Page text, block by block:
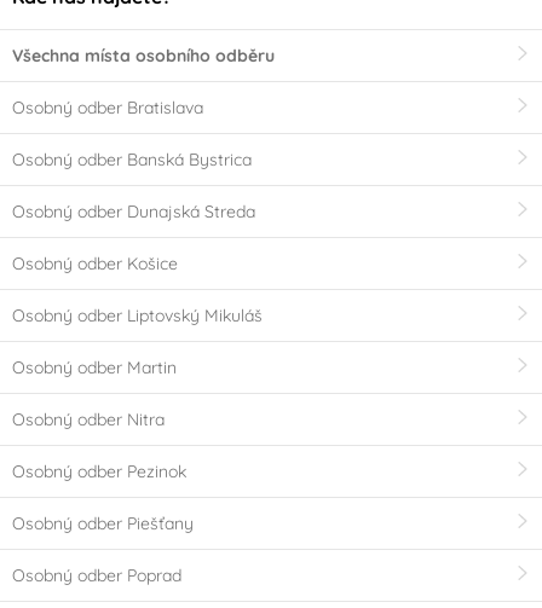
Všechna místa osobního odběru
Osobný odber Bratislava
Osobný odber Banská Bystrica
Osobný odber Dunajská Streda
Osobný odber Košice
Osobný odber Liptovský Mikuláš
Osobný odber Martin
Osobný odber Nitra
Osobný odber Pezinok
Osobný odber Piešťany
Osobný odber Poprad